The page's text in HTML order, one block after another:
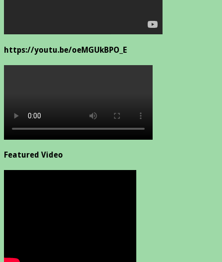
https://youtu.be/oeMGUkBPO_E
Featured Video